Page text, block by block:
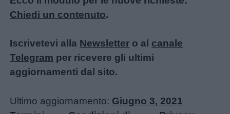
Chiedi un contenuto.
Iscrivetevi alla Newsletter o al canale
Telegram per ricevere gli ultimi
aggiornamenti dal sito.
Ultimo aggiornamento: Giugno 3, 2021